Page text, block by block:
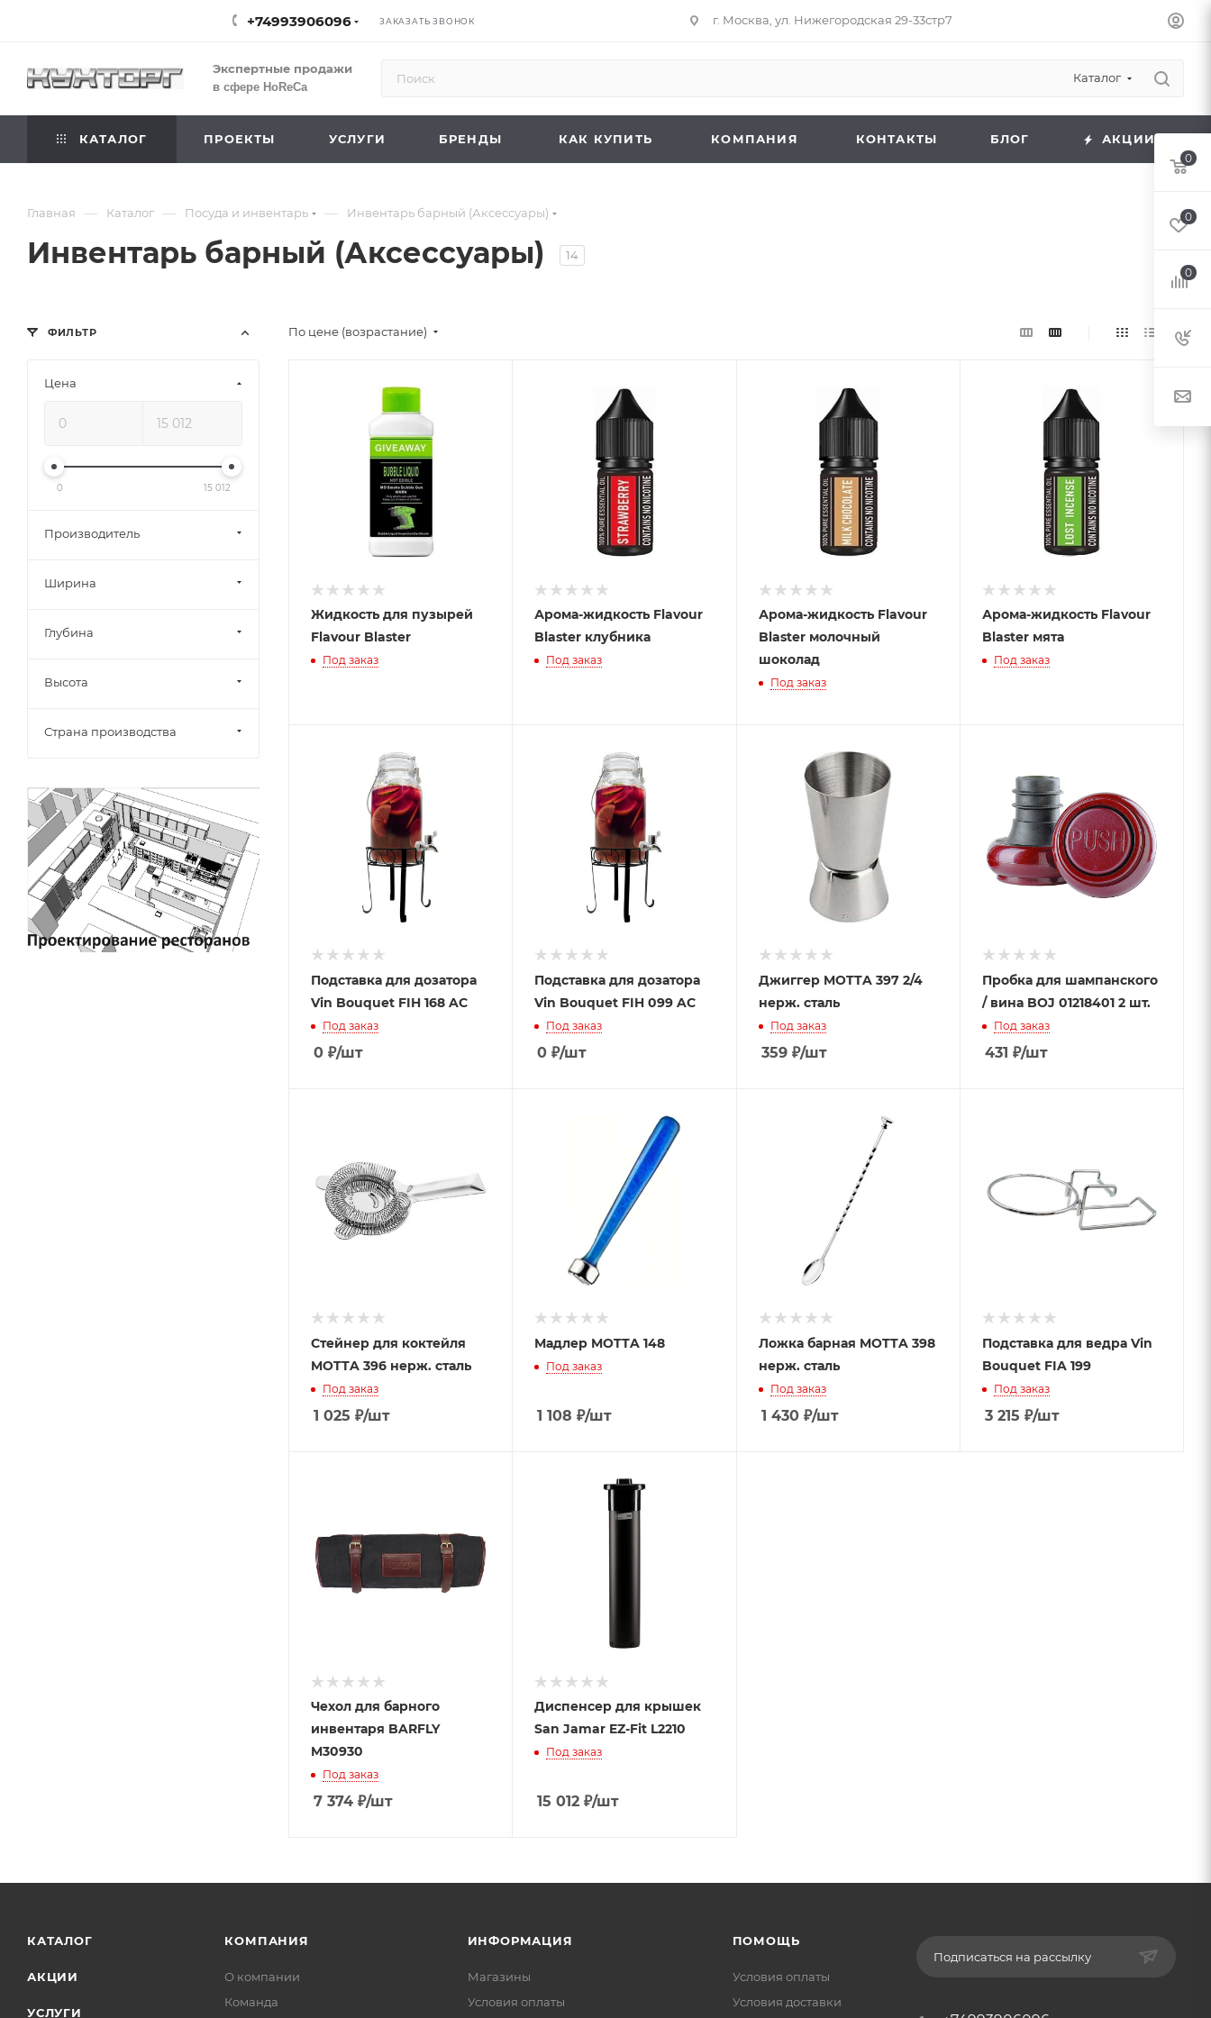
+74993906096 ЗАКАЗАТЬ ЗВОНОК г. Москва, ул. Нижегородская 29-33стр7
Экспертные продажи
в сфере HoReCa
Каталог
КАТАЛОГ ПРОЕКТЫ УСЛУГИ БРЕНДЫ КАК КУПИТЬ КОМПАНИЯ КОНТАКТЫ БЛОГ АКЦИИ
Главная — Каталог — Посуда и инвентарь — Инвентарь барный (Аксессуары)
Инвентарь барный (Аксессуары) 14
По цене (возрастание)
Жидкость для пузырей
Flavour Blaster
Под заказ
Арома-жидкость Flavour
Blaster клубника
Под заказ
Арома-жидкость Flavour
Blaster молочный
шоколад
Под заказ
Арома-жидкость Flavour
Blaster мята
Под заказ
Подставка для дозатора
Vin Bouquet FIH 168 AC
Под заказ
0 ₽/шт
Подставка для дозатора
Vin Bouquet FIH 099 AC
Под заказ
0 ₽/шт
Джиггер MOTTA 397 2/4
нерж. сталь
Под заказ
359₽/шт
Пробка для шампанского
/ вина BOJ 01218401 2 шт.
Под заказ
431 ₽/шт
Стейнер для коктейля
MOTTA 396 нерж. сталь
Под заказ
1 025 ₽/шт
Мадлер MOTTA 148
Под заказ
1 108 ₽/шт
Ложка барная MOTTA 398
нерж. сталь
Под заказ
1 430₽/шт
Подставка для ведра Vin
Bouquet FIA 199
Под заказ
3 215 ₽/шт
Чехол для барного
инвентаря BARFLY
M30930
Под заказ
7 374 ₽/шт
Диспенсер для крышек
San Jamar EZ-Fit L2210
Под заказ
15 012 ₽/шт
ФИЛЬТР
Цена
0 15 012
Производитель
Ширина
Глубина
Высота
Страна производства
КАТАЛОГ
АКЦИИ
УСЛУГИ
КОМПАНИЯ
О компании
Команда
ИНФОРМАЦИЯ
Магазины
Условия оплаты
ПОМОЩЬ
Условия оплаты
Условия доставки
Подписаться на рассылку
0
0
0